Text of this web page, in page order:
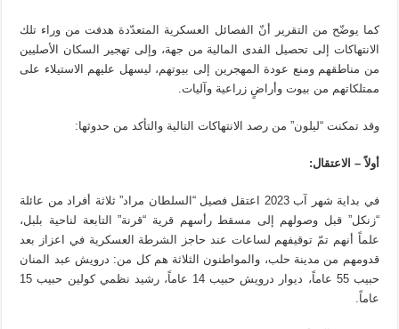
كما يوضّح من التقرير أنّ الفصائل العسكرية المتعدّدة هدفت من وراء تلك
الانتهاكات إلى تحصيل الفدى المالية من جهة، وإلى تهجير السكان الأصليين
من مناطقهم ومنع عودة المهجرين إلى بيوتهم، ليسهل عليهم الاستيلاء على
ممتلكاتهم من بيوت وأراضٍ زراعية وآليات.
وقد تمكنت “ليلون” من رصد الانتهاكات التالية والتأكد من حدوثها:
أولاً – الاعتقال:
في بداية شهر آب 2023 اعتقل فصيل “السلطان مراد” ثلاثة أفراد من عائلة
“زنكل” قبل وصولهم إلى مسقط رأسهم قرية “قرنة” التابعة لناحية بلبل،
علماً أنهم تمّ توقيفهم لساعات عند حاجز الشرطة العسكرية في اعزاز بعد
قدومهم من مدينة حلب، والمواطنون الثلاثة هم كل من: درويش عبد المنان
حبيب 55 عاماً، ديوار درويش حبيب 14 عاماً، رشيد نظمي كولين حبيب 15
عاماً.